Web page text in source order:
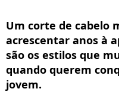
Um corte de cabelo
acrescentar anos à
são os estilos que
quando querem
jovem.